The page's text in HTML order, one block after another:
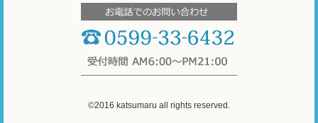
©2016 katsumaru all rights reserved.